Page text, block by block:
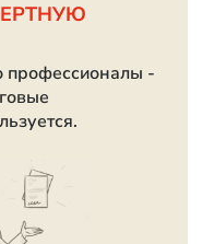
профессионалы -